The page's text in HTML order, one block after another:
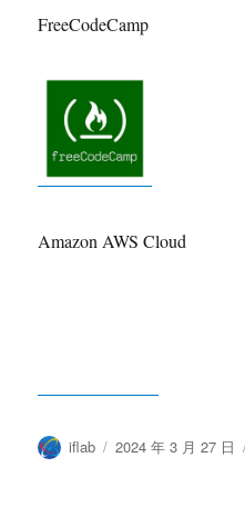
FreeCodeCamp
Amazon AWS Cloud
作
iflab
发
2024 年 3 月 27 日